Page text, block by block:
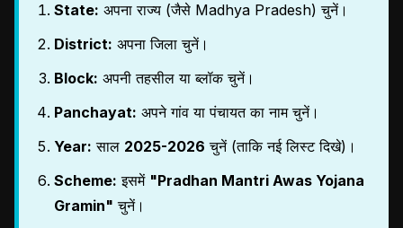
State: अपना राज्य (जैसे Madhya Pradesh) चुनें।
District: अपना जिला चुनें।
Block: अपनी तहसील या ब्लॉक चुनें।
Panchayat: अपने गांव या पंचायत का नाम चुनें।
Year: साल 2025-2026 चुनें (ताकि नई लिस्ट दिखे)।
Scheme: इसमें "Pradhan Mantri Awas Yojana
Gramin" चुनें।